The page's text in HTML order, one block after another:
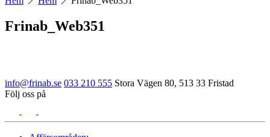
Frinab_Web351
info@frinab.se 033 210 555 Stora Vägen 80, 513 33 Fristad
Följ oss på